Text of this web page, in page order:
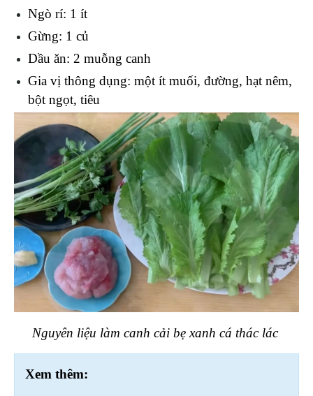
Ngò rí: 1 ít
Gừng: 1 củ
Dầu ăn: 2 muỗng canh
Gia vị thông dụng: một ít muối, đường, hạt nêm,
bột ngọt, tiêu
Nguyên liệu làm canh cải bẹ xanh cá thác lác
Xem thêm: